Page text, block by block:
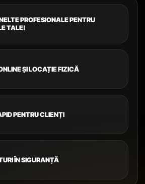
PROFESIONALE PENTRU
TALE!
ȘI LOCAȚIE FIZICĂ
PENTRU CLIENȚI
ÎN SIGURANȚĂ